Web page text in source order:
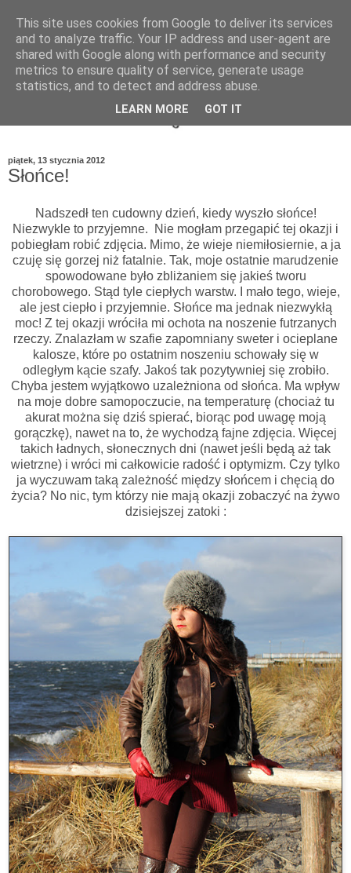
piątek, 13 stycznia 2012
Słońce!
Nadszedł ten cudowny dzień, kiedy wyszło słońce!
Niezwykle to przyjemne. Nie mogłam przegapić tej okazji i
pobiegłam robić zdjęcia. Mimo, że wieje niemiłosiernie, a ja
czuję się gorzej niż fatalnie. Tak, moje ostatnie marudzenie
spowodowane było zbliżaniem się jakieś tworu
chorobowego. Stąd tyle ciepłych warstw. I mało tego, wieje,
ale jest ciepło i przyjemnie. Słońce ma jednak niezwykłą
moc! Z tej okazji wróciła mi ochota na noszenie futrzanych
rzeczy. Znalazłam w szafie zapomniany sweter i ocieplane
kalosze, które po ostatnim noszeniu schowały się w
odległym kącie szafy. Jakoś tak pozytywniej się zrobiło.
Chyba jestem wyjątkowo uzależniona od słońca. Ma wpływ
na moje dobre samopoczucie, na temperaturę (chociaż tu
akurat można się dziś spierać, biorąc pod uwagę moją
gorączkę), nawet na to, że wychodzą fajne zdjęcia. Więcej
takich ładnych, słonecznych dni (nawet jeśli będą aż tak
wietrzne) i wróci mi całkowicie radość i optymizm. Czy tylko
ja wyczuwam taką zależność między słońcem i chęcią do
życia? No nic, tym którzy nie mają okazji zobaczyć na żywo
dzisiejszej zatoki :
This site uses cookies from Google to deliver its services
and to analyze traffic. Your IP address and user-agent are
shared with Google along with performance and security
metrics to ensure quality of service, generate usage
statistics, and to detect and address abuse.
LEARN MORE GOT IT